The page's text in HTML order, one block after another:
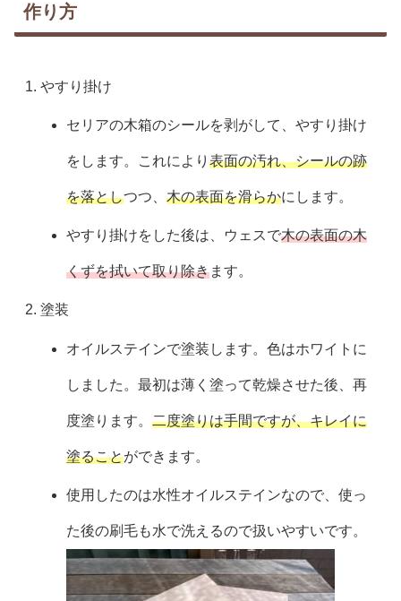
作り方
やすり掛け
セリアの木箱のシールを剥がして、やすり掛け
をします。これにより表面の汚れ、シールの跡
を落としつつ、木の表面を滑らかにします。
やすり掛けをした後は、ウェスで木の表面の木
くずを拭いて取り除きます。
塗装
オイルステインで塗装します。色はホワイトに
しました。最初は薄く塗って乾燥させた後、再
度塗ります。二度塗りは手間ですが、キレイに
塗ることができます。
使用したのは水性オイルステインなので、使っ
た後の刷毛も水で洗えるので扱いやすいです。